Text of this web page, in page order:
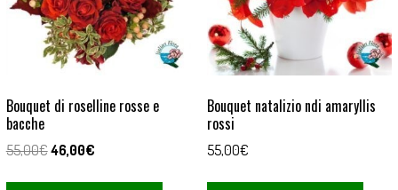
Bouquet di roselline rosse e
bacche
55,00€Il
46,00€Il
Bouquet natalizio ndi amaryllis
rossi
55,00€